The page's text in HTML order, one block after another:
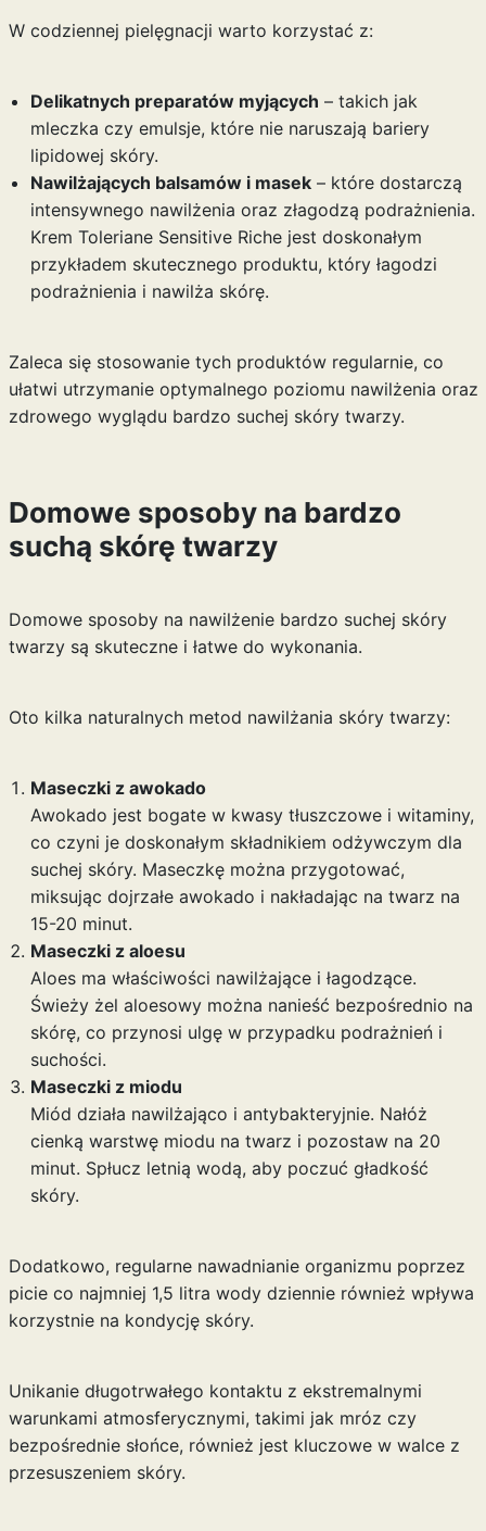
W codziennej pielęgnacji warto korzystać z:
Delikatnych preparatów myjących – takich jak
mleczka czy emulsje, które nie naruszają bariery
lipidowej skóry.
Nawilżających balsamów i masek– które dostarczą
intensywnego nawilżenia oraz złagodzą podrażnienia.
Krem Toleriane Sensitive Riche jest doskonałym
przykładem skutecznego produktu, który łagodzi
podrażnienia i nawilża skórę.
Zaleca się stosowanie tych produktów regularnie, co
ułatwi utrzymanie optymalnego poziomu nawilżenia oraz
zdrowego wyglądu bardzo suchej skóry twarzy.
Domowe sposoby na bardzo
suchą skórę twarzy
Domowe sposoby na nawilżenie bardzo suchej skóry
twarzy są skuteczne i łatwe do wykonania.
Oto kilka naturalnych metod nawilżania skóry twarzy:
Maseczki z awokado
Awokado jest bogate w kwasy tłuszczowe i witaminy,
co czyni je doskonałym składnikiem odżywczym dla
suchej skóry. Maseczkę można przygotować,
miksując dojrzałe awokado i nakładając na twarz na
15-20 minut.
Maseczki z aloesu
Aloes ma właściwości nawilżające i łagodzące.
Świeży żel aloesowy można nanieść bezpośrednio na
skórę, co przynosi ulgę w przypadku podrażnień i
suchości.
Maseczki z miodu
Miód działa nawilżająco i antybakteryjnie. Nałóż
cienką warstwę miodu na twarz i pozostaw na 20
minut. Spłucz letnią wodą, aby poczuć gładkość
skóry.
Dodatkowo, regularne nawadnianie organizmu poprzez
picie co najmniej 1,5 litra wody dziennie również wpływa
korzystnie na kondycję skóry.
Unikanie długotrwałego kontaktu z ekstremalnymi
warunkami atmosferycznymi, takimi jak mróz czy
bezpośrednie słońce, również jest kluczowe w walce z
przesuszeniem skóry.